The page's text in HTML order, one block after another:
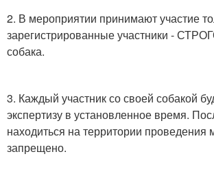
2. В мероприятии принимают участие
зарегистрированные участники -
собака.
3. Каждый участник со своей собакой
экспертизу в установленное время.
находиться на территории проведения
запрещено.